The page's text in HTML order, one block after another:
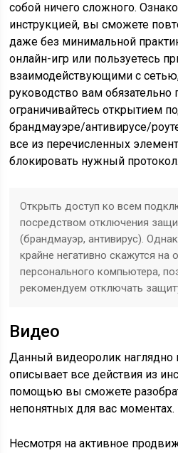
собой ничего сложного.
инструкцией, вы сможете
даже без минимальной
онлайн-игр или пользуетесь
взаимодействующими с
руководство вам обязательно
ограничивайтесь открытием
брандмауэре/антивирусе/
все из перечисленных
блокировать нужный протокол.
Открыть доступ ко всем
посредством отключения
(брандмауэр, антивирус).
крайне негативно скажутся
персонального компьютера,
рекомендуем отключать
Видео
Данный видеоролик наглядно
описывает все действия из
помощью вы сможете
непонятных для вас моментах.
Несмотря на активное